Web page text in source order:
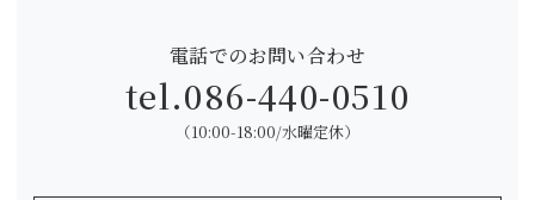
電話でのお問い合わせ
tel.086-440-0510
（10:00-18:00/水曜定休）